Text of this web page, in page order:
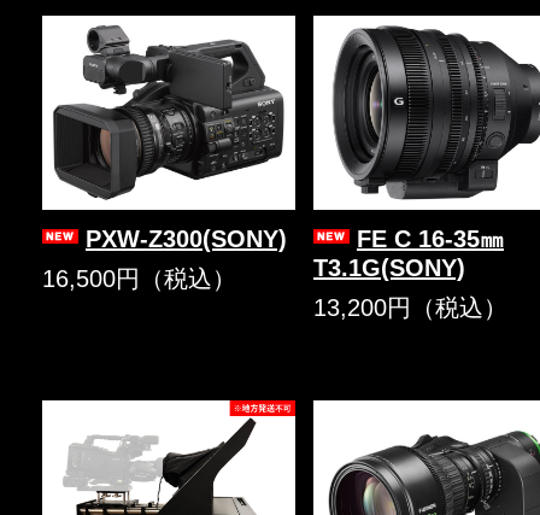
PXW-Z300(SONY)
16,500円（税込）
FE C 16-35㎜
T3.1G(SONY)
13,200円（税込）